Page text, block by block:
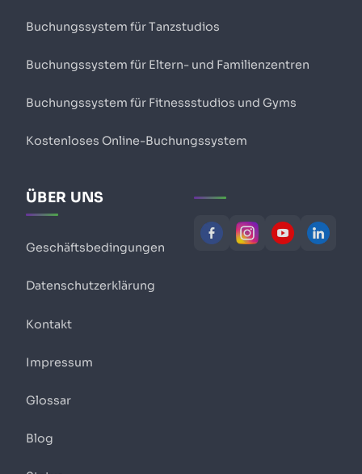
Buchungssystem für Tanzstudios
Buchungssystem für Eltern- und Familienzentren
Buchungssystem für Fitnessstudios und Gyms
Kostenloses Online-Buchungssystem
ÜBER UNS
Geschäftsbedingungen
Datenschutzerklärung
Kontakt
Impressum
Glossar
Blog